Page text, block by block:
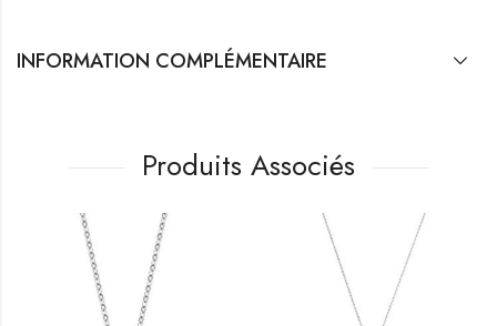
INFORMATION COMPLÉMENTAIRE
Produits Associés